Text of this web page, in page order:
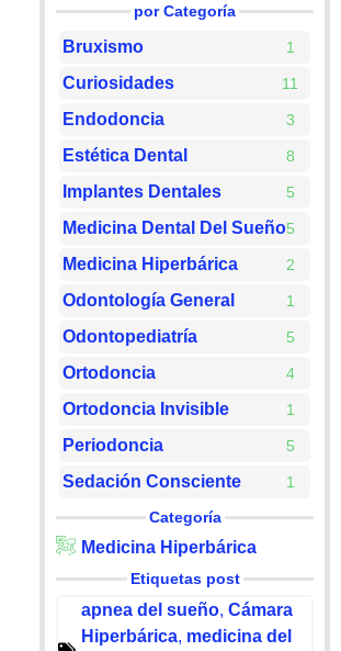
por Categoría
Bruxismo 1
Curiosidades 11
Endodoncia 3
Estética Dental 8
Implantes Dentales 5
Medicina Dental Del Sueño5
Medicina Hiperbárica 2
Odontología General 1
Odontopediatría 5
Ortodoncia 4
Ortodoncia Invisible 1
Periodoncia 5
Sedación Consciente
1
Categoría
Medicina Hiperbárica
Etiquetas post
apnea del sueño,Cámara
Hiperbárica, medicina del